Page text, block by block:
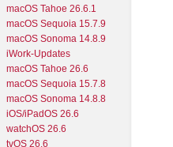
macOS Tahoe 26.6.1
macOS Sequoia 15.7.9
macOS Sonoma 14.8.9
iWork-Updates
macOS Tahoe 26.6
macOS Sequoia 15.7.8
macOS Sonoma 14.8.8
iOS/iPadOS 26.6
watchOS 26.6
tvOS 26.6